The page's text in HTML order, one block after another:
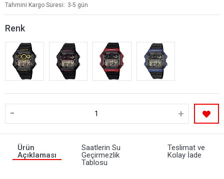
Tahmini Kargo Süresi
3-5 gün
Renk
- +
Ürün
Açıklaması
Saatlerin Su
Geçirmezlik
Tablosu
Teslimat ve
Kolay İade